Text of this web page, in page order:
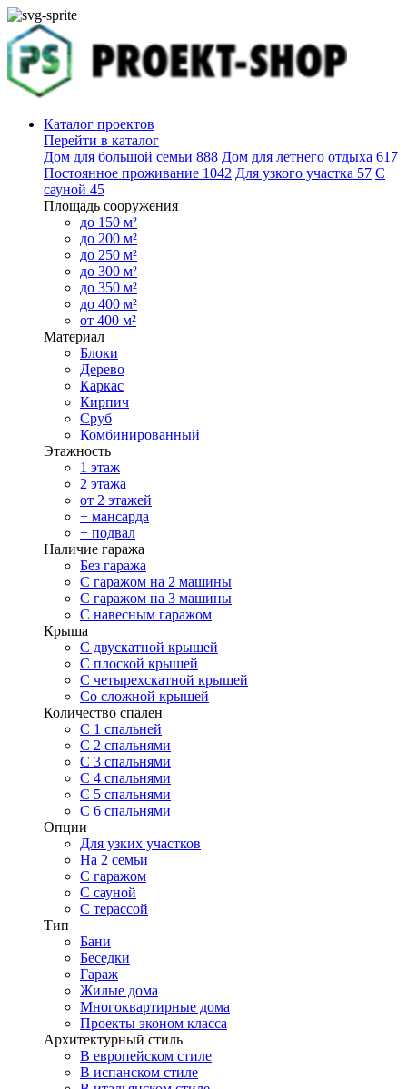
Каталог проектов
Перейти в каталог
Дом для большой семьи 888 Дом для летнего отдыха 617
Постоянное проживание 1042 Для узкого участка 57 С
сауной 45
Площадь сооружения
до 150 м²
до 200 м²
до 250 м²
до 300 м²
до 350 м²
до 400 м²
от 400 м²
Материал
Блоки
Дерево
Каркас
Кирпич
Сруб
Комбинированный
Этажность
1 этаж
2 этажа
от 2 этажей
+ мансарда
+ подвал
Наличие гаража
Без гаража
С гаражом на 2 машины
С гаражом на 3 машины
С навесным гаражом
Крыша
С двускатной крышей
С плоской крышей
С четырехскатной крышей
Со сложной крышей
Количество спален
С 1 спальней
С 2 спальнями
С 3 спальнями
С 4 спальнями
С 5 спальнями
С 6 спальнями
Опции
Для узких участков
На 2 семьи
С гаражом
С сауной
С терассой
Тип
Бани
Беседки
Гараж
Жилые дома
Многоквартирные дома
Проекты эконом класса
Архитектурный стиль
В европейском стиле
В испанском стиле